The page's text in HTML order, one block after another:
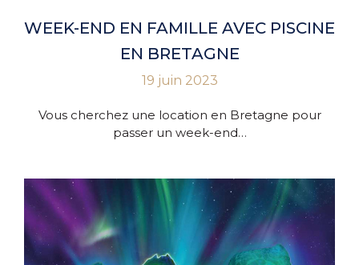
WEEK-END EN FAMILLE AVEC PISCINE
EN BRETAGNE
19 juin 2023
Vous cherchez une location en Bretagne pour
passer un week-end…